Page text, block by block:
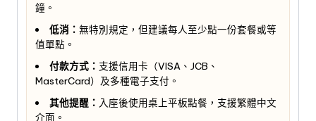
鐘。
低消： 無特別規定，但建議每人至少點一份套餐或等
值單點。
付款方式： 支援信用卡（VISA、JCB、
MasterCard）及多種電子支付。
其他提醒： 入座後使用桌上平板點餐，支援繁體中文
介面。